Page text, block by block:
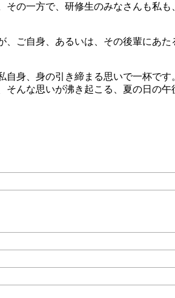
の一方で、研修生のみなさんも私
ご自身、あるいは、その後輩にあ
身、身の引き締まる思いで一杯で
んな思いが沸き起こる、夏の日の午